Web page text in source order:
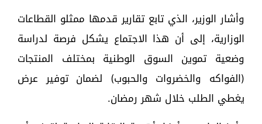
وأشار الوزير، الذي تابع تقارير قدمها ممثلو القطاعات
الوزارية، إلى أن هذا الاجتماع يشكل فرصة لدراسة
وضعية تموين السوق الوطنية بمختلف المنتجات
(الفواكه والخضروات والحبوب) لضمان توفير عرض
يغطي الطلب خلال شهر رمضان.